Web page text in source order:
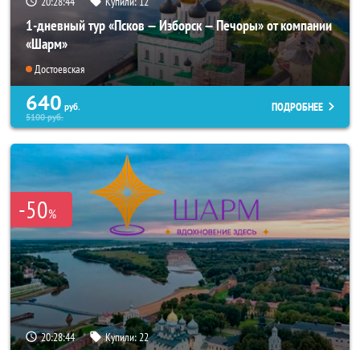
1-дневный тур «Псков — Изборск — Печоры» от компании
«Шарм»
Достоевская
640 руб.
5100руб.
ПОДРОБНЕЕ
-50%
20:28:43 Купили: 22